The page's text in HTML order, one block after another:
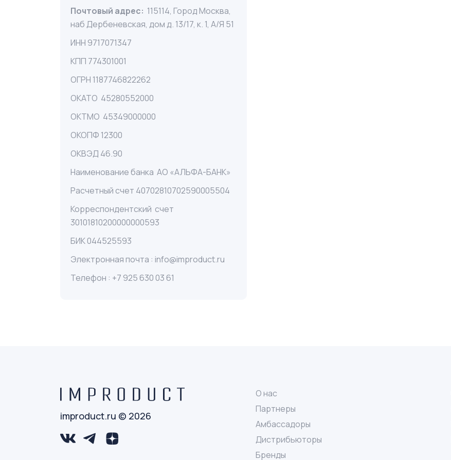
Почтовый адрес: 115114, Город Москва,
наб Дербеневская, дом д. 13/17, к. 1, А/Я 51
ИНН 9717071347
КПП 774301001
ОГРН 1187746822262
ОКАТО 45280552000
ОКТМО 45349000000
ОКОПФ 12300
ОКВЭД 46.90
Наименование банка АО «АЛЬФА-БАНК»
Расчетный счет 40702810702590005504
Корреспондентский счет
30101810200000000593
БИК 044525593
Электронная почта : info@improduct.ru
Телефон : +7 925 630 03 61
improduct.ru © 2026
О нас
Партнеры
Амбассадоры
Дистрибьюторы
Бренды